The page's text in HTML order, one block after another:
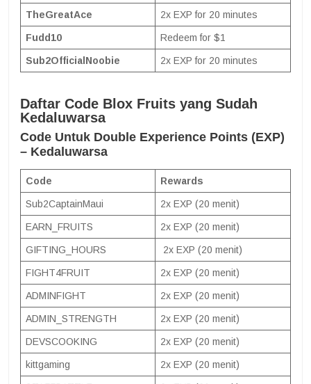
TheGreatAce 2x EXP for 20 minutes
Fudd10 Redeem for $1
Sub2OfficialNoobie 2x EXP for 20 minutes
Daftar Code Blox Fruits yang Sudah
Kedaluwarsa
Code Untuk Double Experience Points (EXP)
– Kedaluwarsa
Code Rewards
Sub2CaptainMaui 2x EXP (20 menit)
EARN_FRUITS 2x EXP (20 menit)
GIFTING_HOURS 2x EXP (20 menit)
FIGHT4FRUIT 2x EXP (20 menit)
ADMINFIGHT 2x EXP (20 menit)
ADMIN_STRENGTH 2x EXP (20 menit)
DEVSCOOKING 2x EXP (20 menit)
kittgaming 2x EXP (20 menit)